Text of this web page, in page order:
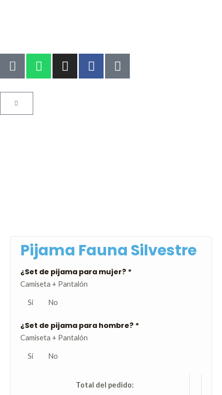
Pijama Fauna Silvestre
¿Set de pijama para mujer? *
Camiseta + Pantalón
Si No
¿Set de pijama para hombre? *
Camiseta + Pantalón
Si No
Total del pedido: